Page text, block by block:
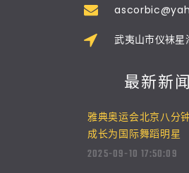
武夷山市仪袜
最新新闻
雅典奥运会北京八分
成长为国际舞蹈明星
2025-09-10 17:50:09